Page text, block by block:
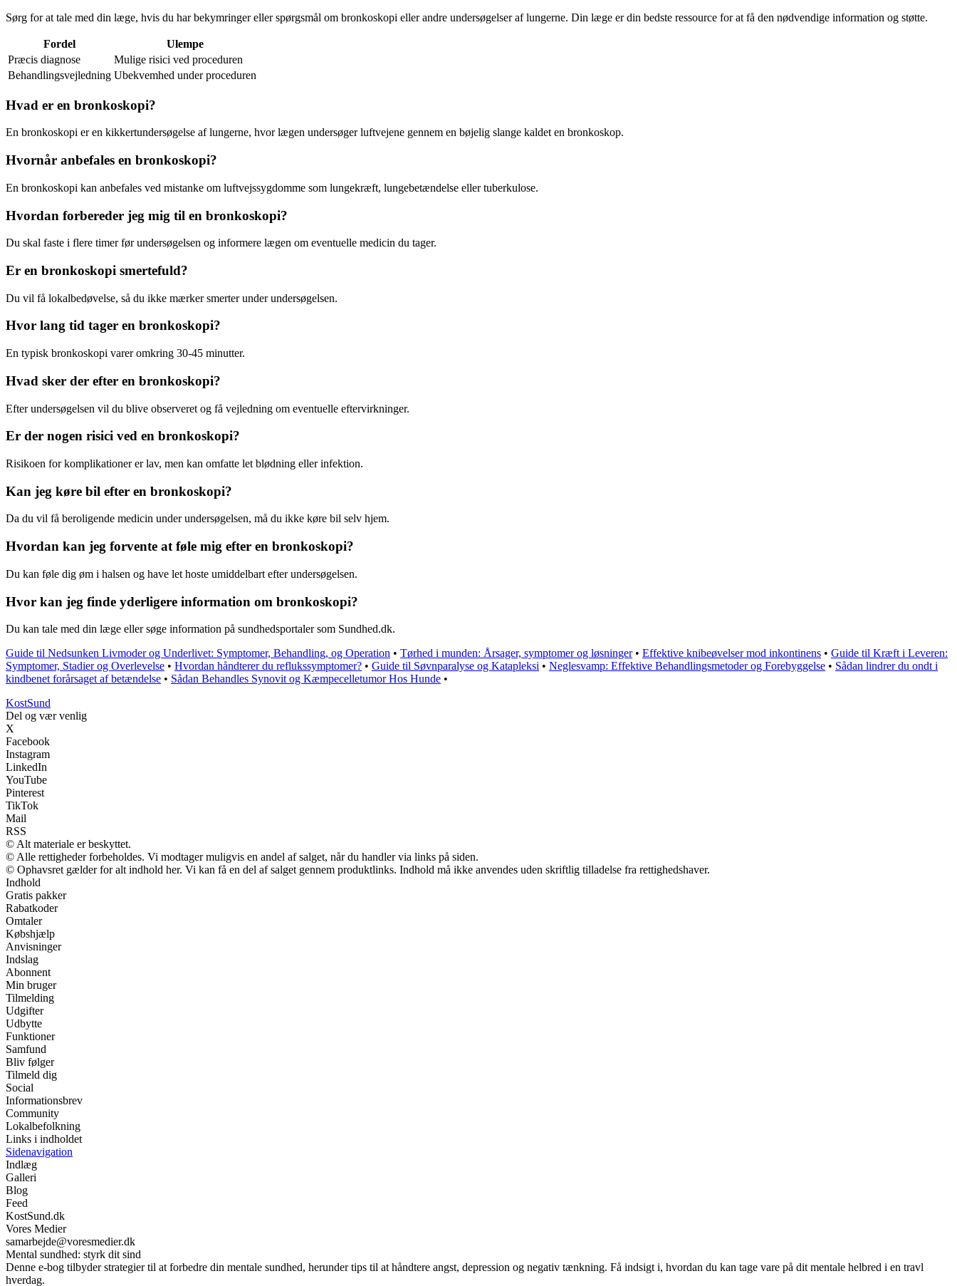
Sørg for at tale med din læge, hvis du har bekymringer eller spørgsmål om bronkoskopi eller andre undersøgelser af lungerne. Din læge er din bedste ressource for at få den nødvendige information og støtte.
Fordel
Ulempe
Præcis diagnose
Mulige risici ved proceduren
Behandlingsvejledning Ubekvemhed under proceduren
Hvad er en bronkoskopi?
En bronkoskopi er en kikkertundersøgelse af lungerne, hvor lægen undersøger luftvejene gennem en bøjelig slange kaldet en bronkoskop.
Hvornår anbefales en bronkoskopi?
En bronkoskopi kan anbefales ved mistanke om luftvejssygdomme som lungekræft, lungebetændelse eller tuberkulose.
Hvordan forbereder jeg mig til en bronkoskopi?
Du skal faste i flere timer før undersøgelsen og informere lægen om eventuelle medicin du tager.
Er en bronkoskopi smertefuld?
Du vil få lokalbedøvelse, så du ikke mærker smerter under undersøgelsen.
Hvor lang tid tager en bronkoskopi?
En typisk bronkoskopi varer omkring 30-45 minutter.
Hvad sker der efter en bronkoskopi?
Efter undersøgelsen vil du blive observeret og få vejledning om eventuelle eftervirkninger.
Er der nogen risici ved en bronkoskopi?
Risikoen for komplikationer er lav, men kan omfatte let blødning eller infektion.
Kan jeg køre bil efter en bronkoskopi?
Da du vil få beroligende medicin under undersøgelsen, må du ikke køre bil selv hjem.
Hvordan kan jeg forvente at føle mig efter en bronkoskopi?
Du kan føle dig øm i halsen og have let hoste umiddelbart efter undersøgelsen.
Hvor kan jeg finde yderligere information om bronkoskopi?
Du kan tale med din læge eller søge information på sundhedsportaler som Sundhed.dk.
Guide til Nedsunken Livmoder og Underlivet: Symptomer, Behandling, og Operation • Tørhed i munden: Årsager, symptomer og løsninger• Effektive knibeøvelser mod inkontinens • Guide til Kræft i Leveren:
Symptomer, Stadier og Overlevelse • Hvordan håndterer du reflukssymptomer? • Guide til Søvnparalyse og Katapleksi • Neglesvamp: Effektive Behandlingsmetoder og Forebyggelse • Sådan lindrer du ondt i
kindbenet forårsaget af betændelse • Sådan Behandles Synovit og Kæmpecelletumor Hos Hunde •
KostSund
Del og vær venlig
X
Facebook
Instagram
LinkedIn
YouTube
Pinterest
TikTok
Mail
RSS
© Alt materiale er beskyttet.
© Alle rettigheder forbeholdes. Vi modtager muligvis en andel af salget, når du handler via links på siden.
© Ophavsret gælder for alt indhold her. Vi kan få en del af salget gennem produktlinks. Indhold må ikke anvendes uden skriftlig tilladelse fra rettighedshaver.
Indhold
Gratis pakker
Rabatkoder
Omtaler
Købshjælp
Anvisninger
Indslag
Abonnent
Min bruger
Tilmelding
Udgifter
Udbytte
Funktioner
Samfund
Bliv følger
Tilmeld dig
Social
Informationsbrev
Community
Lokalbefolkning
Links i indholdet
Sidenavigation
Indlæg
Galleri
Blog
Feed
KostSund.dk
Vores Medier
samarbejde@voresmedier.dk
Mental sundhed: styrk dit sind
Denne e-bog tilbyder strategier til at forbedre din mentale sundhed, herunder tips til at håndtere angst, depression og negativ tænkning. Få indsigt i, hvordan du kan tage vare på dit mentale helbred i en travl
hverdag.